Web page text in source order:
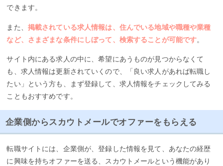
できます。
また、 掲載されている求人情報は、住んでいる地域や職種や業種
など、さまざまな条件にしぼって、検索することが可能です。
サイト内にある求人の中に、希望にあうものが見つからなくて
も、求人情報は更新されていくので、「良い求人があれば転職し
たい」という方も、まず登録して、求人情報をチェックしてみる
こともおすすめです。
企業側からスカウトメールでオファーをもらえる
転職サイトには、企業側が、登録した情報を見て、あなたの経歴
に興味を持ちオファーを送る、スカウトメールという機能があり